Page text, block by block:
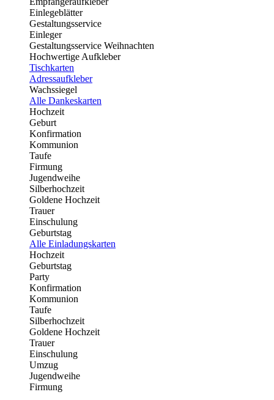
Einlegeblätter
Gestaltungsservice
Einleger
Gestaltungsservice Weihnachten
Hochwertige Aufkleber
Tischkarten
Adressaufkleber
Wachssiegel
Alle Dankeskarten
Hochzeit
Geburt
Konfirmation
Kommunion
Taufe
Firmung
Jugendweihe
Silberhochzeit
Goldene Hochzeit
Trauer
Einschulung
Geburtstag
Alle Einladungskarten
Hochzeit
Geburtstag
Party
Konfirmation
Kommunion
Taufe
Silberhochzeit
Goldene Hochzeit
Trauer
Einschulung
Umzug
Jugendweihe
Firmung